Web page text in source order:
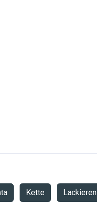
Kette Lackieren